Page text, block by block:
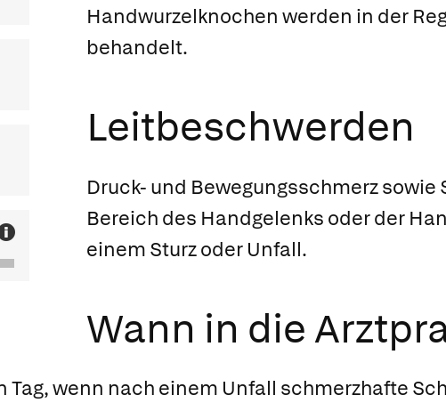
Handwurzelknochen werden in der
behandelt.
Leitbeschwerden
Druck- und Bewegungsschmerz sowie
Bereich des Handgelenks oder der
einem Sturz oder Unfall.
Wann in die
Tag, wenn nach einem Unfall schmerzhafte